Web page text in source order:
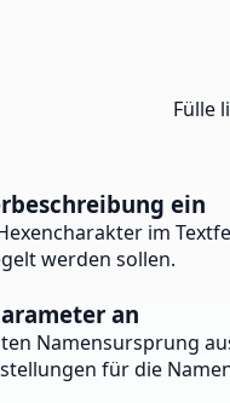
Fülle
ein
im
werden sollen.
an
Namensursprung
für die